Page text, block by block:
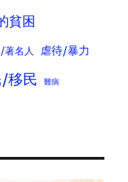
貧困
著名人 虐待/暴力
移民 難病